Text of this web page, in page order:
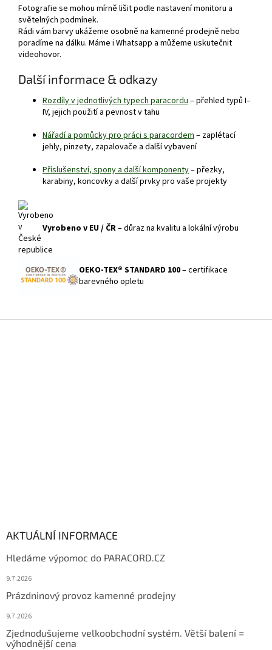
Fotografie se mohou mírně lišit podle nastavení monitoru a
světelných podmínek.
Rádi vám barvy ukážeme osobně na kamenné prodejně nebo
poradíme na dálku. Máme i Whatsapp a můžeme uskutečnit
videohovor.
Další informace & odkazy
Rozdíly v jednotlivých typech paracordu– přehled typů I–
IV, jejich použití a pevnost v tahu
Nářadí a pomůcky pro práci s paracordem– zaplétací
jehly, pinzety, zapalovače a další vybavení
Příslušenství, spony a další komponenty– přezky,
karabiny, koncovky a další prvky pro vaše projekty
Vyrobeno v EU / ČR– důraz na kvalitu a lokální výrobu
OEKO-TEX® STANDARD 100– certifikace
barevného opletu
AKTUÁLNÍ INFORMACE
Hledáme výpomoc do PARACORD.CZ
9.7.2026
Prázdninový provoz kamenné prodejny
9.7.2026
Zjednodušujeme velkoobchodní systém. Větší balení =
výhodnější cena